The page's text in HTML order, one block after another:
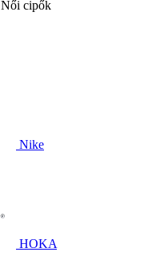
Női cipők
Nike
HOKA